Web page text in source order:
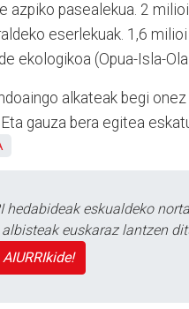
azpiko pasealekua. 2
eserlekuak. 1,6 milioi
ekologikoa (Opua-Isla-
alkateak begi
gauza bera egitea
hedabideak eskualdeko
euskaraz lantzen